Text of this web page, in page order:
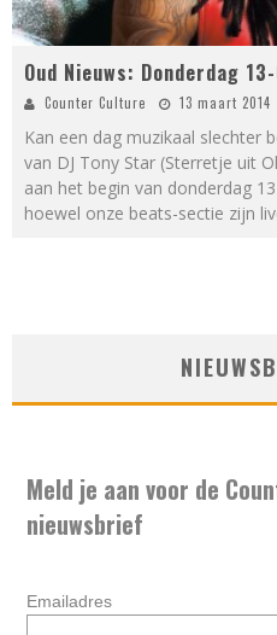
Oud Nieuws: Donderdag
Counter Culture 13 maart 2014
Kan een dag muzikaal slechter
van DJ Tony Star (Sterretje uit
aan het begin van donderdag
hoewel onze beats-sectie zijn
Meld je aan voor de
nieuwsbrief
Emailadres